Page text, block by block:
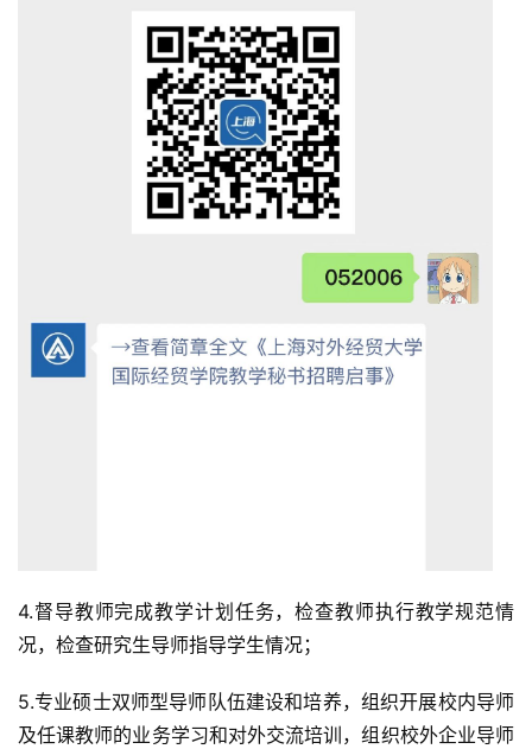
4.督导教师完成教学计划任务，检查教师执行教学规范情
况，检查研究生导师指导学生情况；
5.专业硕士双师型导师队伍建设和培养，组织开展校内导师
及任课教师的业务学习和对外交流培训，组织校外企业导师